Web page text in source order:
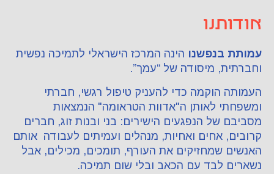
אודותנו
עמותת בנפשנו הינה המרכז הישראלי לתמיכה נפשית
וחברתית, מיסודה של “עמך”.
העמותה הוקמה כדי להעניק טיפול רגשי, חברתי
ומשפחתי לאותן ה"אדוות הטראומה" הנמצאות
מסביבם של הנפגעים הישירים: בני ובנות זוג, חברים
קרובים, אחים ואחיות, מנהלים ועמיתים לעבודה אותם
האנשים שמחזיקים את העורף, תומכים, מכילים, אבל
נשארים לבד עם הכאב ובלי שום תמיכה.